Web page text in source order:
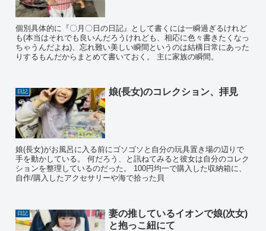
個別具体的に『〇月〇日の日記』として書くには一瞬過ぎるけれど
も(本当はそれでも良いんだろうけれども、相応に色々書きたくなっ
ちゃうんだよね)、忘れ難い美しい瞬間というのは結構日常にあった
りするもんだからまとめて書いておく。 主に家族の瞬間。
日記 娘(長女)のコレクション、拝見
娘(長女)がお風呂に入る前にゴソゴソと自分の玩具置き場の辺りで
手を動かしている。 何だろう、と訊ねてみると彼女は自分のコレク
ションを整理しているのだった。 100円均一で購入した収納箱に、
自作/購入したアクセサリーや海で拾った貝
日記
妻の推しているイオンで娘(次女)
と抱っこ紐にて